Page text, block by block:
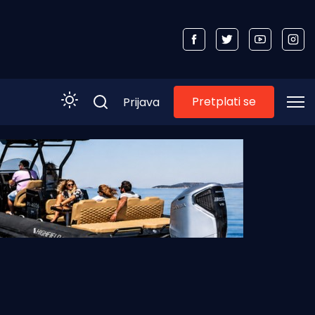
Prijava Pretplati se